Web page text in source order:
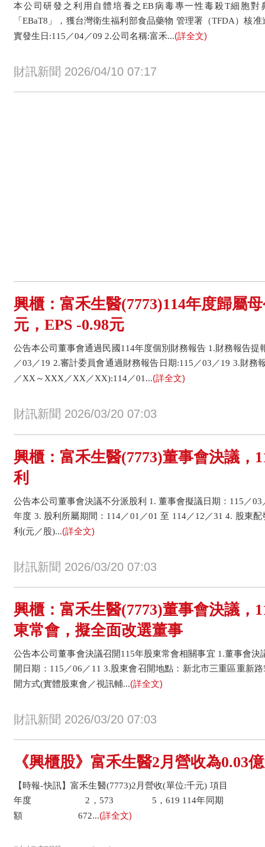
本公司研發之利用自體培養之EB病毒專一性毒殺T細胞
「EBaT8」，獲台灣衛生福利部食品藥物 管理署（TFDA）核
實發生日:115／04／09 2.公司名稱:富禾...(詳全文)
財訊新聞 2026/04/10 07:17
興櫃：富禾生醫(7773)114年度歸屬
元，EPS -0.98元
公告本公司董事會通過民國114年度個別財務報告 1.財務報告提
／03／19 2.審計委員會通過財務報告日期:115／03／19 3.財
／XX～XXX／XX／XX):114／01...(詳全文)
財訊新聞 2026/03/20 07:03
興櫃：富禾生醫(7773)董事會決議，
利
公告本公司董事會決議不分派股利 1. 董事會擬議日期：115／
年度 3. 股利所屬期間：114／01／01 至 114／12／31 4. 股東
利(元／股)...(詳全文)
財訊新聞 2026/03/20 07:03
興櫃：富禾生醫(7773)董事會決議，
東常會，擬全面改選董事
公告本公司董事會決議召開115年股東常會相關事宜 1.董事會決
開日期：115／06／11 3.股東會召開地點：新北市三重區重新
開方式(實體股東會／視訊輔...(詳全文)
財訊新聞 2026/03/20 07:03
《興櫃股》富禾生醫2月營收為0.03
【時報-快訊】富禾生醫(7773)2月營收(單位:千元)
年度 2，573 5，619 114年同期 1，
額 672...(詳全文)